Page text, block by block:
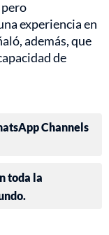
experiencia en
además, que
de
Channels
toda la